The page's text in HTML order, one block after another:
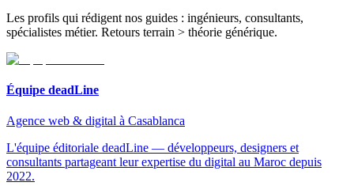
Les profils qui rédigent nos guides : ingénieurs, consultants,
spécialistes métier. Retours terrain > théorie générique.
Équipe deadLine
Agence web & digital à Casablanca
L'équipe éditoriale deadLine — développeurs, designers et
consultants partageant leur expertise du digital au Maroc depuis
2022.